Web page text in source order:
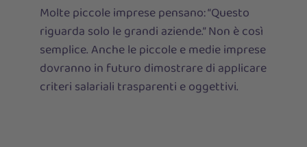
Molte piccole imprese pensano: “Questo
riguarda solo le grandi aziende.” Non è così
semplice. Anche le piccole e medie imprese
dovranno in futuro dimostrare di applicare
criteri salariali trasparenti e oggettivi.